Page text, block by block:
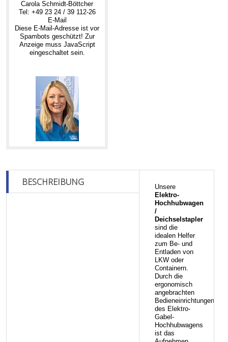
Carola Schmidt-Böttcher
Tel: +49 23 24 / 39 112-26
E-Mail
Diese E-Mail-Adresse ist vor
Spambots geschützt! Zur
Anzeige muss JavaScript
eingeschaltet sein.
BESCHREIBUNG
Unsere
Elektro-
Hochhubwagen
/
Deichselstapler
sind die
idealen Helfer
zum Be- und
Entladen von
LKW oder
Containern.
Durch die
ergonomisch
angebrachten
Bedieneinrichtungen
des Elektro-
Gabel-
Hochhubwagens
ist das